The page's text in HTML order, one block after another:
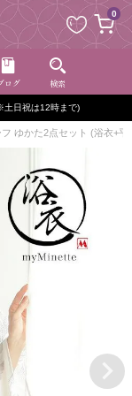
0
ログ 検索
日祝は12時まで)
ゆかた2点セット (浴衣+
ペー
ジト
ップ